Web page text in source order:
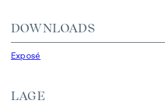
In der Traisengasse 20–22 vereinen
Funktionalität in jeder Wohneinheit.
Grundrissen, die von gemütlichen
stilvolle Markenfliesen veredeln das
DOWNLOADS
Exposé
LAGE